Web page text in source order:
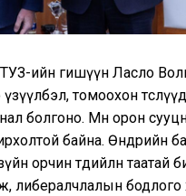
ийн гишүүн Ласло
томоохон
болгоно. Мөн орон
байна. Өнөөдрийн
орчин төдийлөн таатай
либералчлалын